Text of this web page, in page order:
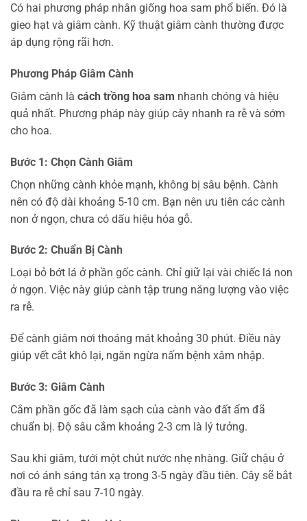
Có hai phương pháp nhân giống hoa sam phổ biến. Đó là
gieo hạt và giâm cành. Kỹ thuật giâm cành thường được
áp dụng rộng rãi hơn.
Phương Pháp Giâm Cành
Giâm cành là cách trồng hoa sam nhanh chóng và hiệu
quả nhất. Phương pháp này giúp cây nhanh ra rễ và sớm
cho hoa.
Bước 1: Chọn Cành Giâm
Chọn những cành khỏe mạnh, không bị sâu bệnh. Cành
nên có độ dài khoảng 5-10 cm. Bạn nên ưu tiên các cành
non ở ngọn, chưa có dấu hiệu hóa gỗ.
Bước 2: Chuẩn Bị Cành
Loại bỏ bớt lá ở phần gốc cành. Chỉ giữ lại vài chiếc lá non
ở ngọn. Việc này giúp cành tập trung năng lượng vào việc
ra rễ.
Để cành giâm nơi thoáng mát khoảng 30 phút. Điều này
giúp vết cắt khô lại, ngăn ngừa nấm bệnh xâm nhập.
Bước 3: Giâm Cành
Cắm phần gốc đã làm sạch của cành vào đất ẩm đã
chuẩn bị. Độ sâu cắm khoảng 2-3 cm là lý tưởng.
Sau khi giâm, tưới một chút nước nhẹ nhàng. Giữ chậu ở
nơi có ánh sáng tán xạ trong 3-5 ngày đầu tiên. Cây sẽ bắt
đầu ra rễ chỉ sau 7-10 ngày.